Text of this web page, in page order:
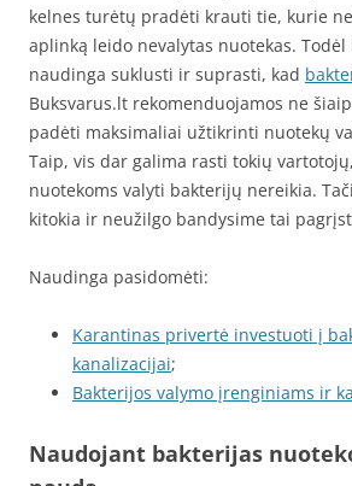
kelnes turėtų pradėti krauti tie, kurie
aplinką leido nevalytas nuotekas.
naudinga suklusti ir suprasti, kad
Buksvarus.lt rekomenduojamos ne
padėti maksimaliai užtikrinti nuotekų
Taip, vis dar galima rasti tokių
nuotekoms valyti bakterijų nereikia.
kitokia ir neužilgo bandysime tai
Naudinga pasidomėti:
Karantinas privertė investuoti į
kanalizacijai;
Bakterijos valymo įrenginiams ir
Naudojant bakterijas